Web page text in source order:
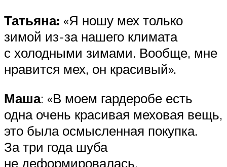
Татьяна: «Я ношу мех только
зимой из-за нашего климата
с холодными зимами. Вообще, мне
нравится мех, он красивый».
Маша: «В моем гардеробе есть
одна очень красивая меховая вещь,
это была осмысленная покупка.
За три года шуба
не деформировалась,